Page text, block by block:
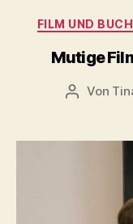
FILM UND BUCH
Mutige
Von